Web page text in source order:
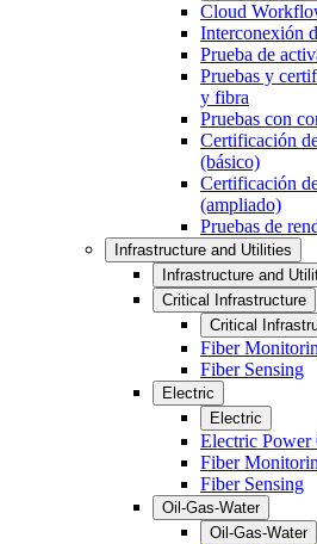
Cloud
Interconexión
Prueba de
Pruebas y
y fibra
Pruebas con
Certificación
(básico)
Certificación
(ampliado)
Pruebas de
Infrastructure and Utilities
Infrastructure and
Critical Infrastructure
Critical
Fiber
Fiber Sensing
Electric
Electric
Electric Power
Fiber
Fiber Sensing
Oil-Gas-Water
Oil-Gas-Water